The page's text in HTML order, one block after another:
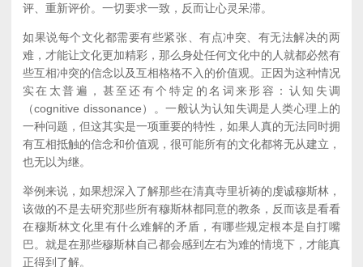
评、重新评价。一切要求一致，反而让心灵呆滞。
如果说每个文化都需要有些紧张、有点冲突、有无法解决的两
难，才能让文化更加精彩，那么身处任何文化中的人就都必然有
些互相冲突的信念以及互相格格不入的价值观。正因为这种情况
实在太普遍，甚至还有个特定的名词来形容：认知失调
（cognitive dissonance）。一般认为认知失调是人类心理上的
一种问题，但这其实是一项重要的特性，如果人真的无法同时拥
有互相抵触的信念和价值观，很可能所有的文化都将无从建立，
也无以为继。
举例来说，如果想深入了解那些在清真寺里祈祷的虔诚穆斯林，
该做的不是去研究那些所有穆斯林都同意的教条，反而该是看看
在穆斯林文化里有什么难解的矛盾，有哪些规定根本是自打嘴
巴。就是在那些穆斯林自己都会感到左右为难的情境下，才能真
正得到了解。